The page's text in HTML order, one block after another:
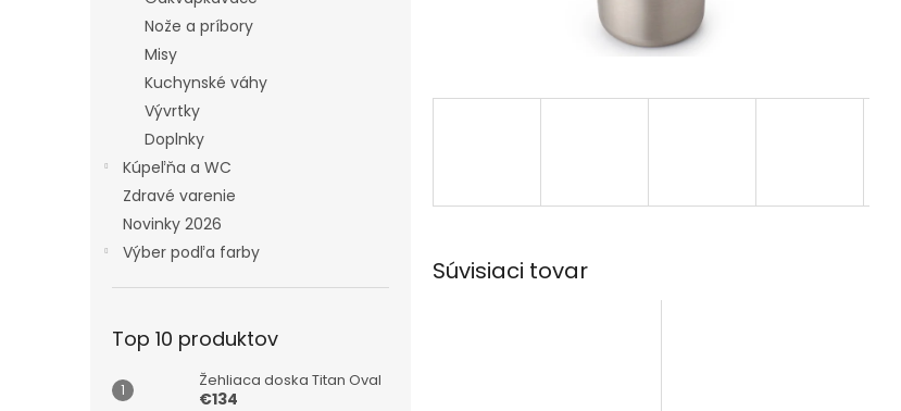
Nože a príbory
Misy
Kuchynské váhy
Vývrtky
Doplnky
Kúpeľňa a WC
Zdravé varenie
Novinky 2026
Výber podľa farby
Top 10 produktov
Žehliaca doska Titan Oval
€134
Súvisiaci tovar